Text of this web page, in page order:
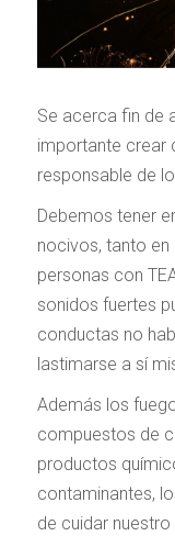
Se acerca fin de
importante crear
responsable de
Debemos tener
nocivos, tanto
personas con
sonidos fuertes
conductas no
lastimarse a sí
Además los
compuestos de
productos
contaminantes,
de cuidar